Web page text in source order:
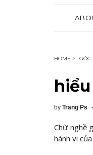
HOME GÓC
by Trang Ps
Chữ nghề
hành vi